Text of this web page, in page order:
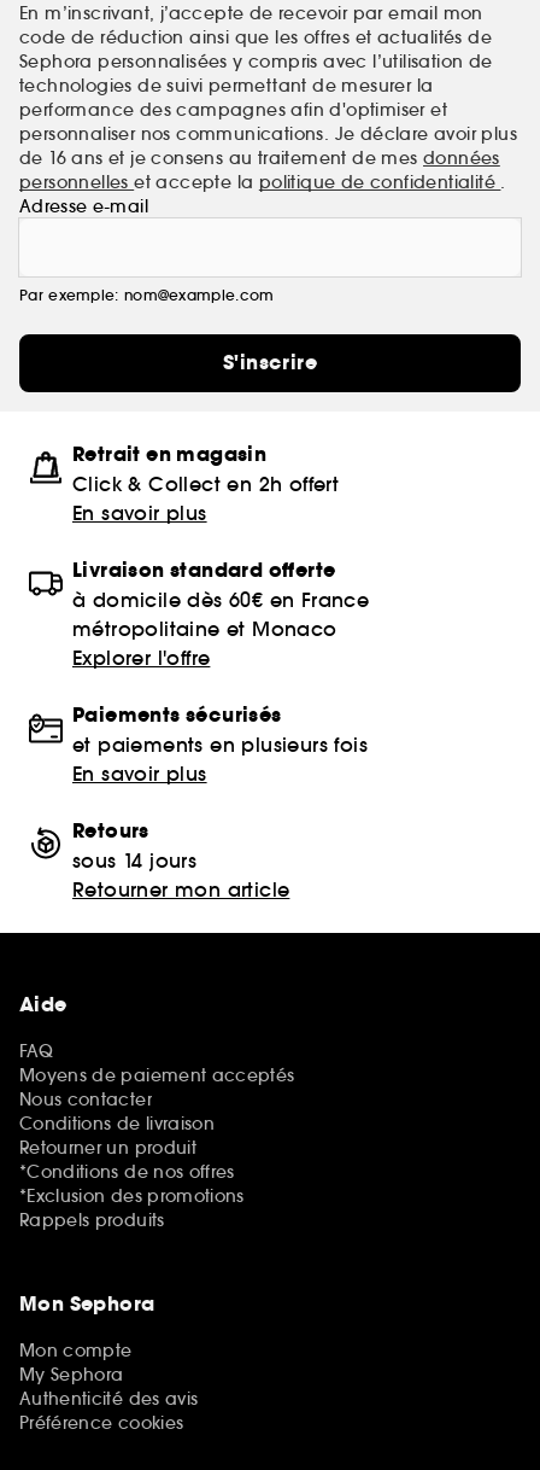
En m’inscrivant, j’accepte de recevoir par email mon
code de réduction ainsi que les offres et actualités de
Sephora personnalisées y compris avec l’utilisation de
technologies de suivi permettant de mesurer la
performance des campagnes afin d'optimiser et
personnaliser nos communications. Je déclare avoir plus
de 16 ans et je consens au traitement de mes données
personnelleset accepte la politique de confidentialité .
Adresse e-mail
Par exemple: nom@example.com
S'inscrire
Retrait en magasin
Click & Collect en 2h offert
En savoir plus
Livraison standard offerte
à domicile dès 60€ en France
métropolitaine et Monaco
Explorer l'offre
Paiements sécurisés
et paiements en plusieurs fois
En savoir plus
Retours
sous 14 jours
Retourner mon article
Aide
FAQ
Moyens de paiement acceptés
Nous contacter
Conditions de livraison
Retourner un produit
*Conditions de nos offres
*Exclusion des promotions
Rappels produits
Mon Sephora
Mon compte
My Sephora
Authenticité des avis
Préférence cookies